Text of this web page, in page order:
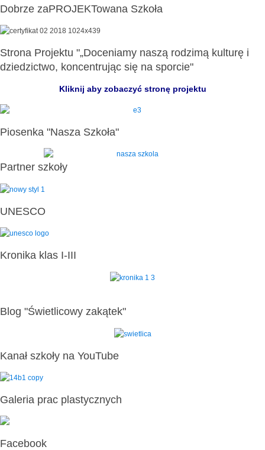
Dobrze zaPROJEKTowana Szkoła
Strona Projektu "„Doceniamy naszą rodzimą kulturę i
dziedzictwo, koncentrując się na sporcie"
Kliknij aby zobaczyć stronę projektu
Piosenka "Nasza Szkoła"
Partner szkoły
UNESCO
Kronika klas I-III
Blog "Świetlicowy zakątek"
Kanał szkoły na YouTube
Galeria prac plastycznych
Facebook